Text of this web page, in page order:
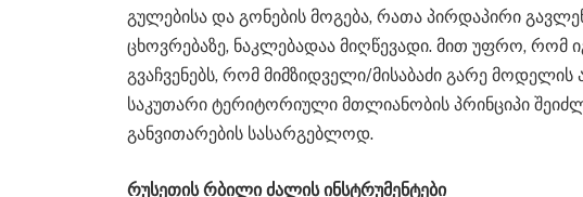
გულებისა და გონების მოგება, რათა პირდაპირი
ცხოვრებაზე, ნაკლებადაა მიღწევადი. მით უფრო, რომ
გვაჩვენებს, რომ მიმზიდველი/მისაბაძი გარე მოდელის
საკუთარი ტერიტორიული მთლიანობის პრინციპი
განვითარების სასარგებლოდ.
რუსეთის რბილი ძალის ინსტრუმენტები